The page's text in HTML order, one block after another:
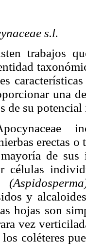
s.l.
trabajos
una
de su
erectas o
de sus
células
y
hojas son
vez
coléteres